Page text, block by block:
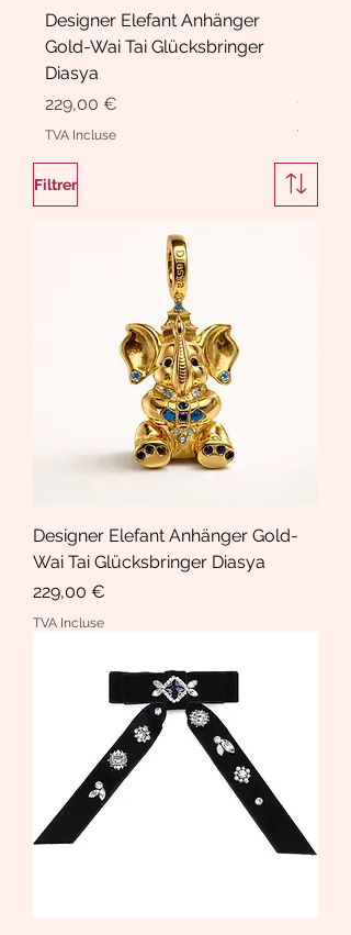
Designer Elefant Anhänger
Gold-Wai Tai Glücksbringer
Diasya
Prix
229,00 €
TVA Incluse
Prix
189,00
TVA
Filtrer
Designer Elefant Anhänger Gold-
Wai Tai Glücksbringer Diasya
Prix
229,00 €
TVA Incluse